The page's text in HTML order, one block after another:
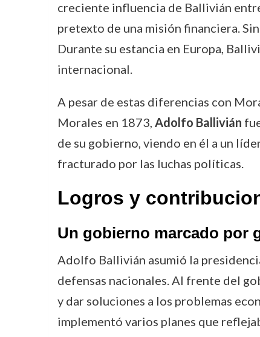
creciente influencia de Ballivián
pretexto de una misión financiera.
Durante su estancia en Europa,
internacional.
A pesar de estas diferencias con
Morales en 1873, Adolfo Ballivián
de su gobierno, viendo en él a un
fracturado por las luchas políticas.
Logros y
Un gobierno marcado por
Adolfo Ballivián asumió la
defensas nacionales. Al frente del
y dar soluciones a los problemas
implementó varios planes que